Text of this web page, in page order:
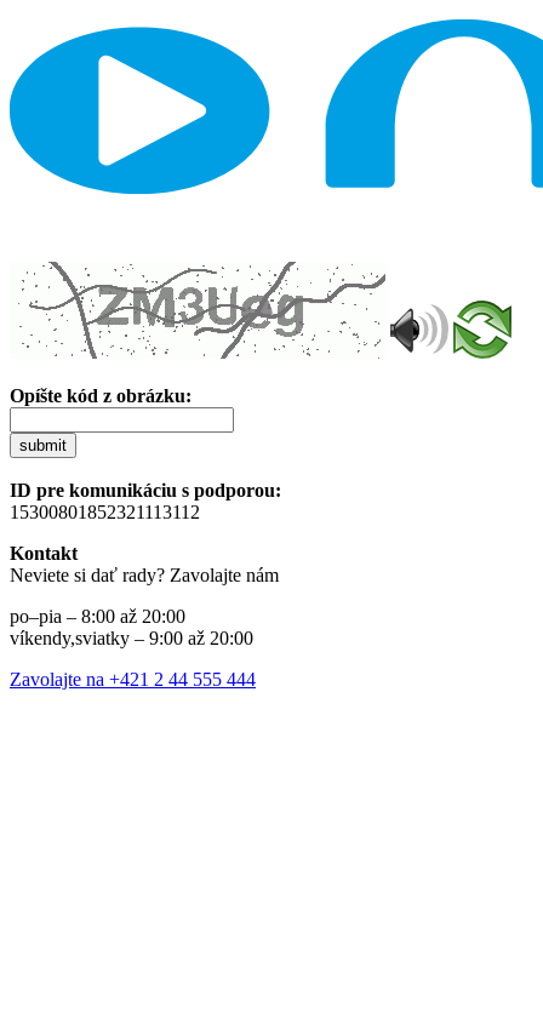
Opíšte kód z obrázku:
submit
ID pre komunikáciu s podporou:
15300801852321113112
Kontakt
Neviete si dať rady? Zavolajte nám
po–pia – 8:00 až 20:00
víkendy,sviatky – 9:00 až 20:00
Zavolajte na +421 2 44 555 444